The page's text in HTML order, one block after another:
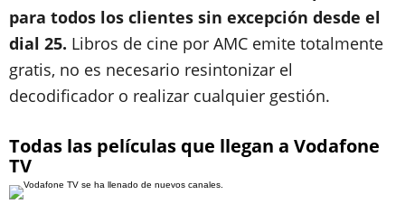
para todos los clientes sin excepción desde el
dial 25. Libros de cine por AMC emite totalmente
gratis, no es necesario resintonizar el
decodificador o realizar cualquier gestión.
Todas las películas que llegan a Vodafone
TV